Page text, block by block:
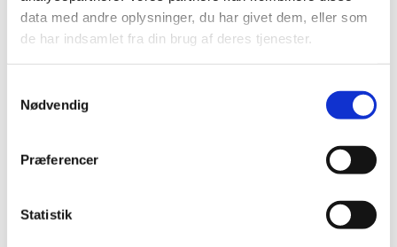
data med andre oplysninger, du har givet dem, eller som
de har indsamlet fra din brug af deres tjenester.
Nødvendig
Præferencer
Statistik
85004030
Standard salgspris DKK
DKK 47,20 ekskl. moms
Standard salgspris DKK
DKK 60,00 ekskl. moms